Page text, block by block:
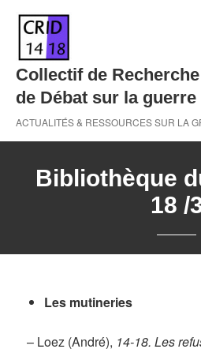
content
Collectif de
de Débat sur la guerre
ACTUALITÉS & RESSOURCES SUR LA
Bibliothèque
18 /
Les mutineries
– Loez (André), 14-18. Les